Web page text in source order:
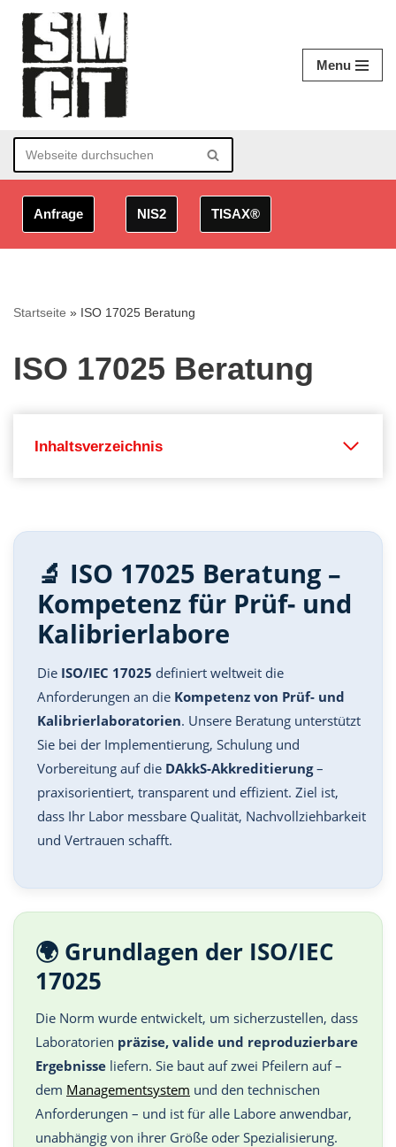
Zum
Inhalt
springen
Menu
Anfrage NIS2 TISAX®
Startseite » ISO 17025 Beratung
ISO 17025 Beratung
Inhaltsverzeichnis
🔬 ISO 17025 Beratung –
Kompetenz für Prüf- und
Kalibrierlabore
Die ISO/IEC 17025 definiert weltweit die
Anforderungen an die Kompetenz von Prüf- und
Kalibrierlaboratorien. Unsere Beratung unterstützt
Sie bei der Implementierung, Schulung und
Vorbereitung auf die DAkkS-Akkreditierung–
praxisorientiert, transparent und effizient. Ziel ist,
dass Ihr Labor messbare Qualität, Nachvollziehbarkeit
und Vertrauen schafft.
🌍 Grundlagen der ISO/IEC
17025
Die Norm wurde entwickelt, um sicherzustellen, dass
Laboratorien präzise, valide und reproduzierbare
Ergebnisse liefern. Sie baut auf zwei Pfeilern auf –
dem Managementsystem und den technischen
Anforderungen – und ist für alle Labore anwendbar,
unabhängig von ihrer Größe oder Spezialisierung.